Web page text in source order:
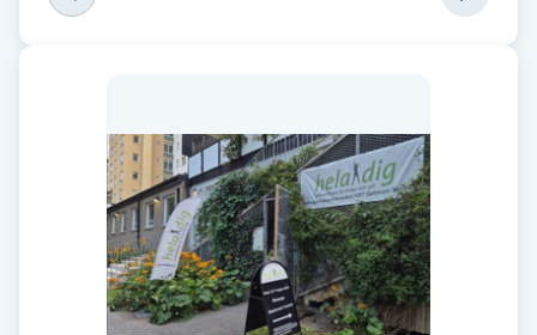
Face framing
Fet hårbotten
Fettreducering
Fibromassage